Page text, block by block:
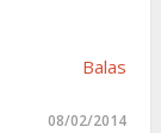
Balas
08/02/2014